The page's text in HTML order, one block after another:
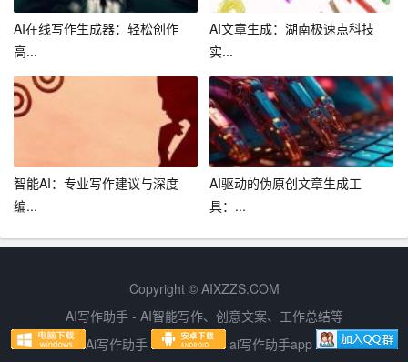
AI在线写作生成器：轻松创作
高...
AI文章生成：湖南极速点科技
实...
智能AI：专业写作建议与深度
编...
AI驱动的伪原创文章生成工
具：...
Copyright © AIXZZS.COM
AI写作助手 - AI智能写作、创意文案、工作总结等
Ai写作助手
ai写作助手app